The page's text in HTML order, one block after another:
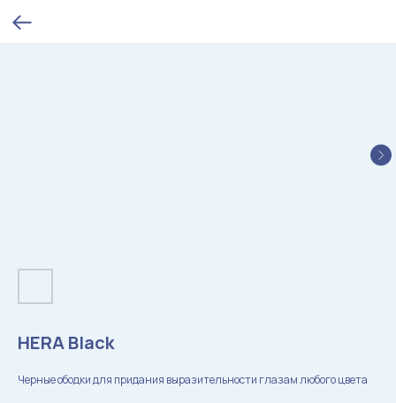
HERA Black
Черные ободки для придания выразительности глазам любого цвета